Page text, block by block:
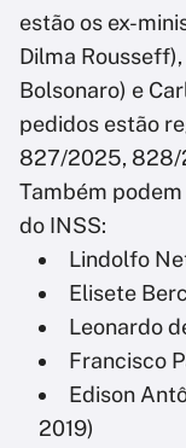
estão os ex-
Dilma
Bolsonaro) e
pedidos estão
827/2025,
Também
do INSS:
Lindolfo
Elisete
Leonardo
Francisco
Edison
2019)